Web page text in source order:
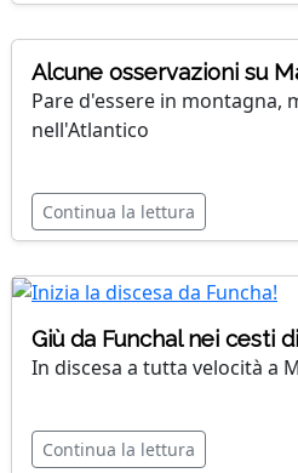
Alcune osservazioni su
Pare d'essere in montagna,
nell'Atlantico
Continua la lettura
Giù da Funchal nei cesti
In discesa a tutta velocità a
Continua la lettura